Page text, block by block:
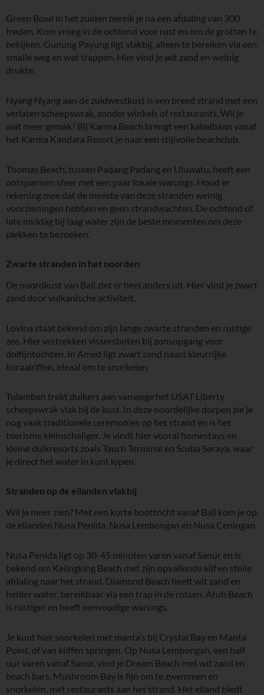
Green Bowl in het zuiden bereik je na een afdaling van 300
treden. Kom vroeg in de ochtend voor rust en om de grotten te
bekijken. Gunung Payung ligt vlakbij, alleen te bereiken via een
smalle weg en wat trappen. Hier vind je wit zand en weinig
drukte.
Nyang Nyang aan de zuidwestkust is een breed strand met een
verlaten scheepswrak, zonder winkels of restaurants. Wil je
wat meer gemak? Bij Karma Beach brengt een kabelbaan vanaf
het Karma Kandara Resort je naar een stijlvolle beachclub.
Thomas Beach, tussen Padang Padang en Uluwatu, heeft een
ontspannen sfeer met een paar lokale warungs. Houd er
rekening mee dat de meeste van deze stranden weinig
voorzieningen hebben en geen strandwachten. De ochtend of
late middag bij laag water zijn de beste momenten om deze
plekken te bezoeken.
Zwarte stranden in het noorden
De noordkust van Bali ziet er heel anders uit. Hier vind je zwart
zand door vulkanische activiteit.
Lovina staat bekend om zijn lange zwarte stranden en rustige
zee. Hier vertrekken vissersboten bij zonsopgang voor
dolfijntochten. In Amed ligt zwart zand naast kleurrijke
koraalriffen, ideaal om te snorkelen.
Tulamben trekt duikers aan vanwege het USAT Liberty
scheepswrak vlak bij de kust. In deze noordelijke dorpen zie je
nog vaak traditionele ceremonies op het strand en is het
toerisme kleinschaliger. Je vindt hier vooral homestays en
kleine duikresorts zoals Tauch Terminal en Scuba Seraya, waar
je direct het water in kunt lopen.
Stranden op de eilanden vlakbij
Wil je meer zien? Met een korte boottocht vanaf Bali kom je op
de eilanden Nusa Penida, Nusa Lembongan en Nusa Ceningan.
Nusa Penida ligt op 30-45 minuten varen vanaf Sanur en is
bekend om Kelingking Beach met zijn opvallende klif en steile
afdaling naar het strand. Diamond Beach heeft wit zand en
helder water, bereikbaar via een trap in de rotsen. Atuh Beach
is rustiger en heeft eenvoudige warungs.
Je kunt hier snorkelen met manta’s bij Crystal Bay en Manta
Point, of van kliffen springen. Op Nusa Lembongan, een half
uur varen vanaf Sanur, vind je Dream Beach met wit zand en
beach bars. Mushroom Bay is fijn om te zwemmen en
snorkelen, met restaurants aan het strand. Het eiland biedt